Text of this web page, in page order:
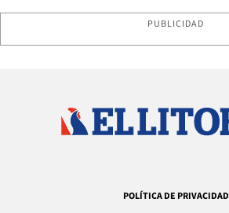
PUBLICIDAD
POLÍTICA DE PRIVACIDAD